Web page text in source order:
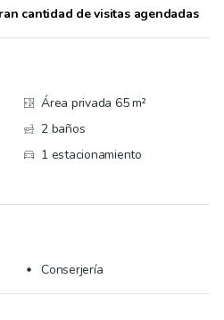
cantidad de visitas agendadas
Área privada 65 m²
2 baños
1 estacionamiento
Conserjería